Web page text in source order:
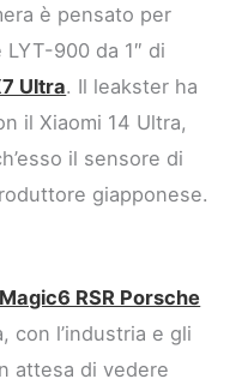
è pensato per
900 da 1″ di
Ultra. Il leakster ha
il Xiaomi 14 Ultra,
il sensore di
giapponese.
RSR Porsche
con l’industria e gli
attesa di vedere